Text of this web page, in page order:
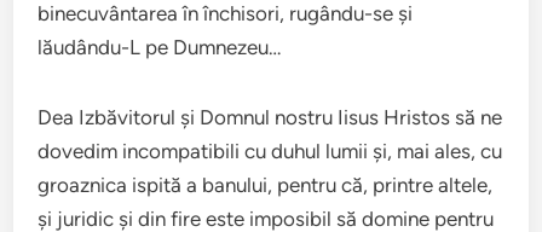
binecuvântarea în închisori, rugându-se şi
lăudându-L pe Dumnezeu…
Dea Izbăvitorul şi Domnul nostru Iisus Hristos să ne
dovedim incompatibili cu duhul lumii şi, mai ales, cu
groaznica ispită a banului, pentru că, printre altele,
şi juridic şi din fire este imposibil să domine pentru